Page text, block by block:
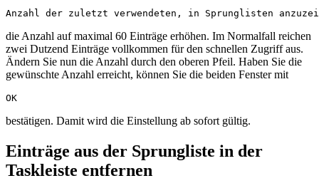
Anzahl der zuletzt verwendeten, in Sprunglisten
die Anzahl auf maximal 60 Einträge erhöhen. Im Normalfall reichen
zwei Dutzend Einträge vollkommen für den schnellen Zugriff aus.
Ändern Sie nun die Anzahl durch den oberen Pfeil. Haben Sie die
gewünschte Anzahl erreicht, können Sie die beiden Fenster mit
OK
bestätigen. Damit wird die Einstellung ab sofort gültig.
Einträge aus der Sprungliste in der
Taskleiste entfernen